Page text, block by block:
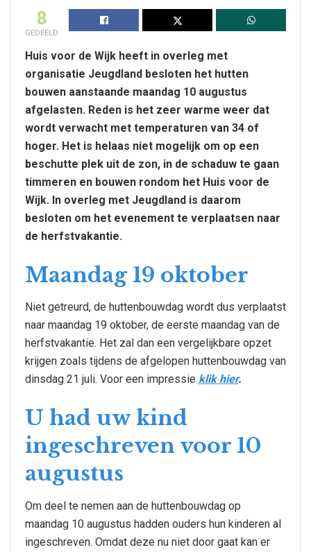
8
GEDEELD
Huis voor de Wijk heeft in overleg met
organisatie Jeugdland besloten het hutten
bouwen aanstaande maandag 10 augustus
afgelasten. Reden is het zeer warme weer dat
wordt verwacht met temperaturen van 34 of
hoger. Het is helaas niet mogelijk om op een
beschutte plek uit de zon, in de schaduw te gaan
timmeren en bouwen rondom het Huis voor de
Wijk. In overleg met Jeugdland is daarom
besloten om het evenement te verplaatsen naar
de herfstvakantie.
Maandag 19 oktober
Niet getreurd, de huttenbouwdag wordt dus verplaatst
naar maandag 19 oktober, de eerste maandag van de
herfstvakantie. Het zal dan een vergelijkbare opzet
krijgen zoals tijdens de afgelopen huttenbouwdag van
dinsdag 21 juli. Voor een impressie klik hier.
U had uw kind
ingeschreven voor 10
augustus
Om deel te nemen aan de huttenbouwdag op
maandag 10 augustus hadden ouders hun kinderen al
ingeschreven. Omdat deze nu niet door gaat kan er